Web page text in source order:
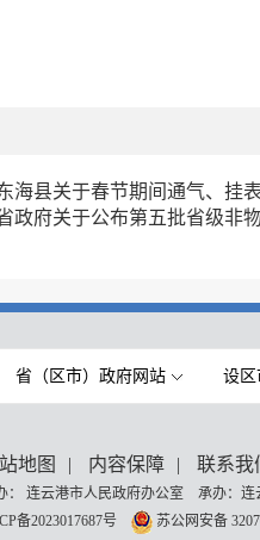
海县关于春节期间通气、挂
政府关于公布第五批省级非
省（区市）政府网站 设区
地图 | 内容保障 | 联系我
： 连云港市人民政府办公室 承办：
备2023017687号
苏公网安备